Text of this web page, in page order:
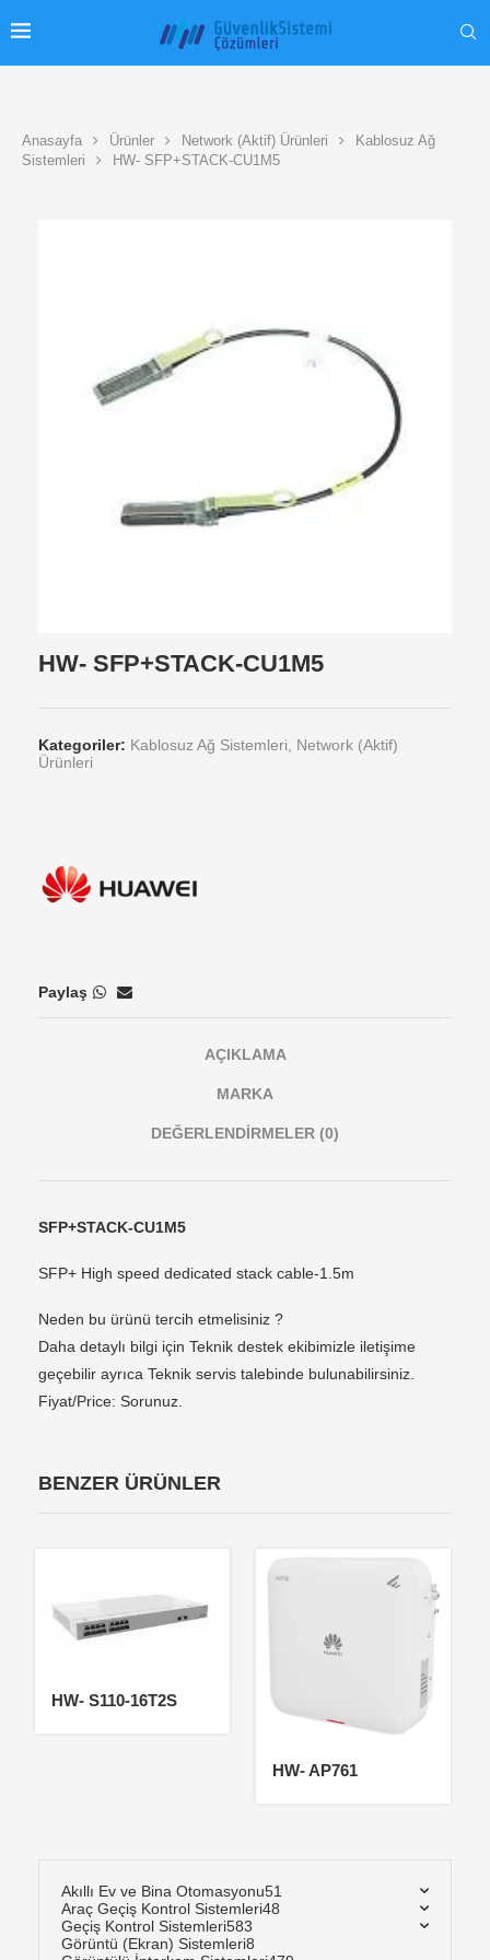
Anasayfa Ürünler Network (Aktif) Ürünleri
Kablosuz Ağ
Sistemleri
HW- SFP+STACK-CU1M5
HW- SFP+STACK-CU1M5
Kategoriler: Kablosuz Ağ Sistemleri
Network (Aktif)
Ürünleri
Paylaş
AÇIKLAMA
MARKA
DEĞERLENDIRMELER (0)
SFP+STACK-CU1M5
SFP+ High speed dedicated stack cable-1.5m
Neden bu ürünü tercih etmelisiniz ?
Daha detaylı bilgi için Teknik destek ekibimizle iletişime
geçebilir ayrıca Teknik servis talebinde bulunabilirsiniz.
Fiyat/Price: Sorunuz.
BENZER ÜRÜNLER
HW- S110-16T2S
HW- AP761
Akıllı Ev ve Bina Otomasyonu51
Araç Geçiş Kontrol Sistemleri48
Geçiş Kontrol Sistemleri583
Görüntü (Ekran) Sistemleri8